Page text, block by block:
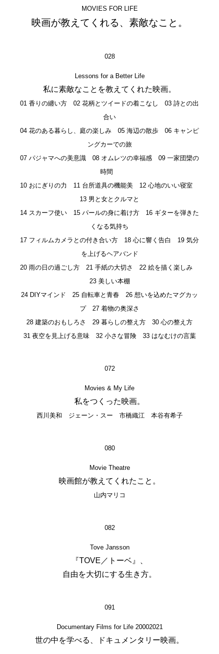
MOVIES FOR LIFE
映画が教えてくれる、素敵なこと。
028
Lessons for a Better Life
私に素敵なことを教えてくれた映画。
01 香りの纏い方 02 花柄とツイードの着こなし 03 詩との出
合い
04 花のある暮らし、庭の楽しみ 05 海辺の散歩 06 キャンピ
ングカーでの旅
07 パジャマへの美意識 08 オムレツの幸福感 09 一家団欒の
時間
10 おにぎりの力 11 台所道具の機能美 12 心地のいい寝室
13 男と女とクルマと
14 スカーフ使い 15 パールの身に着け方 16 ギターを弾きた
くなる気持ち
17 フィルムカメラとの付き合い方 18 心に響く告白 19 気分
を上げるヘアバンド
20 雨の日の過ごし方 21 手紙の大切さ 22 絵を描く楽しみ
23 美しい本棚
24 DIYマインド 25 自転車と青春 26 想いを込めたマグカッ
プ 27 着物の奥深さ
28 建築のおもしろさ 29 暮らしの整え方 30 心の整え方
31 夜空を見上げる意味 32 小さな冒険 33 はなむけの言葉
072
Movies & My Life
私をつくった映画。
西川美和 ジェーン・スー 市橋織江 本谷有希子
080
Movie Theatre
映画館が教えてくれたこと。
山内マリコ
082
Tove Jansson
『TOVE／トーベ』、
自由を大切にする生き方。
091
Documentary Films for Life 20002021
世の中を学べる、ドキュメンタリー映画。